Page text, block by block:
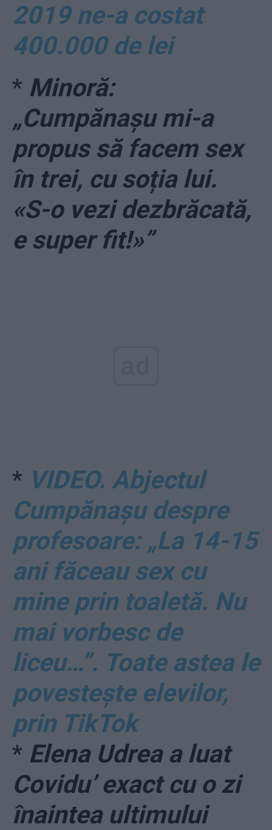
2019 ne-a costat
400.000 de lei
* Minoră:
„Cumpănașu mi-a
propus să facem sex
în trei, cu soția lui.
«S-o vezi dezbrăcată,
e super fit!»”
* VIDEO. Abjectul
Cumpănașu despre
profesoare: „La 14-15
ani făceau sex cu
mine prin toaletă. Nu
mai vorbesc de
liceu…”. Toate astea le
povestește elevilor,
prin TikTok
* Elena Udrea a luat
Covidu’ exact cu o zi
înaintea ultimului